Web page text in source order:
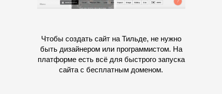
Чтобы создать сайт на Тильде, не нужно
быть дизайнером или программистом. На
платформе есть всё для быстрого запуска
сайта с бесплатным доменом.